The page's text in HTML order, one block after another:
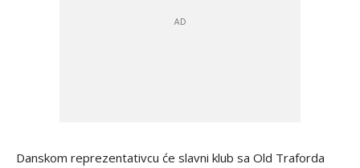
Danskom reprezentativcu će slavni klub sa Old Traforda